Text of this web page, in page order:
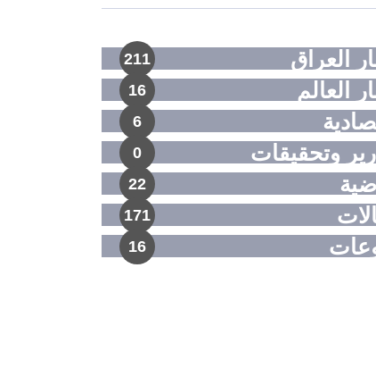
العراق 211
العالم 16
6
وتحقيقات 0
22
171
16